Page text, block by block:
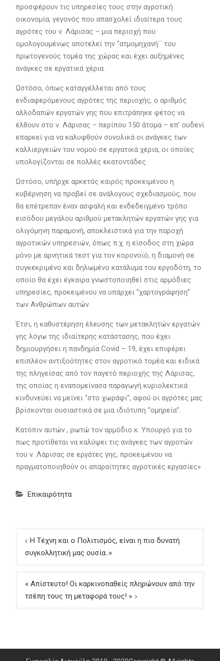
προσφέρουν τις υπηρεσίες τους στην αγροτική
οικονομία, γεγονός που απασχολεί ιδιαίτερα τους
αγρότες του ν. Λάρισας – μια περιοχή που
ομολογουμένως αποτελεί την ‘’ατμομηχανή΄΄ του
πρωτογενούς τομέα της χώρας και έχει αυξημένες
ανάγκες σε εργατικά χέρια.
Ωστόσο, όπως καταγγέλλεται από τους
ενδιαφερόμενους αγρότες της περιοχής, ο αριθμός
αλλοδαπών εργατών γης που επιτράπηκε φέτος να
έλθουν στο ν. Λάρισας – περίπου 150 άτομα – επ’ ουδενί
επαρκεί για να καλυφθούν συνολικά οι ανάγκες των
καλλιεργειών του νομού σε εργατικά χέρια, οι οποίες
υπολογίζονται σε πολλές εκατοντάδες.
Ωστόσο, υπήρχε αρκετός καιρός προκειμένου η
κυβέρνηση να προβεί σε ανάλογους σχεδιασμούς, που
θα επέτρεπαν έναν ασφαλή και ενδεδειγμένο τρόπο
εισόδου μεγάλου αριθμού μετακλητών εργατών γης για
ολιγόμηνη παραμονή, αποκλειστικά για την παροχή
αγροτικών υπηρεσιών, όπως π.χ. η είσοδος στη χώρα
μόνο με αρνητικά τεστ για τον κορονοϊό, η διαμονή σε
συγκεκριμένο και δηλωμένο κατάλυμα του εργοδότη, το
οποίο θα έχει έγκαιρα γνωστοποιηθεί στις αρμόδιες
υπηρεσίες, προκειμένου να υπάρχει ‘’χαρτογράφηση’’
των Ανθρώπων αυτών.
Έτσι, η καθυστέρηση έλευσης των μετακλητών εργατών
γης λόγω της ιδιαίτερης κατάστασης, που έχει
δημιουργήσει η πανδημία Covid – 19, έχει επιφέρει
επιπλέον αντιξοότητες στον αγροτικό τομέα και ειδικά
της πληγείσας από τον παγετό περιοχής της Λάρισας,
της οποίας η εναπομείνασα παραγωγή κυριολεκτικά
κινδυνεύει να μείνει ‘’στο χωράφι’’, αφού οι αγρότες μας
βρίσκονται ουσιαστικά σε μια ιδιότυπη ‘’ομηρεία’’.
Κατόπιν αυτών , ρωτώ τον αρμόδιο κ. Υπουργό για το
πως προτίθεται να καλύψει τις ανάγκες των αγροτών
του ν. Λάρισας σε εργάτες γης, προκειμένου να
πραγματοποιηθούν οι απαραίτητες αγροτικές εργασίες»
Επικαιρότητα
Πλοήγηση
άρθρων
Η Τέχνη και ο Πολιτισμός, είναι η πιο δυνατή
συγκολλητική μας ουσία..»
« Απίστευτο! Οι καρκινοπαθείς πληρώνουν από την
τσέπη τους τη μεταφορά τους! »